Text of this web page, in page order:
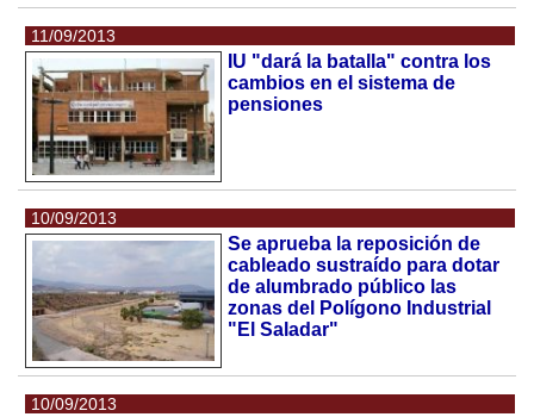
11/09/2013
IU "dará la batalla" contra los
cambios en el sistema de
pensiones
10/09/2013
Se aprueba la reposición de
cableado sustraído para dotar
de alumbrado público las
zonas del Polígono Industrial
"El Saladar"
10/09/2013